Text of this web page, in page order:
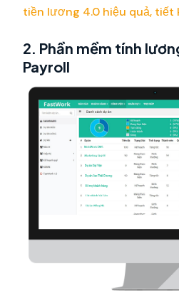
tiền lương 4.0 hiệu quả, tiết
2. Phần mềm tính
Payroll